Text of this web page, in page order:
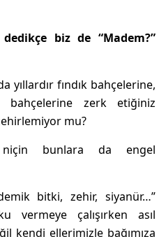
biz de “Madem?”
yıllardır fındık bahçelerine,
bahçelerine zerk etiğiniz
mu?
niçin bunlara da engel
bitki, zehir, siyanür…”
vermeye çalışırken asıl
kendi ellerimizle bağımıza